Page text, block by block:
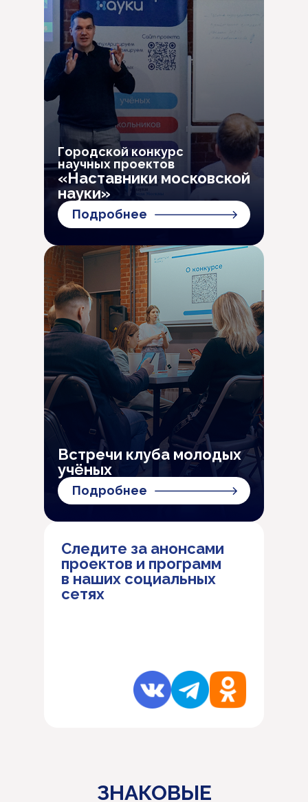
Городской конкурс
научных проектов
«Наставники московской
науки»
Подробнее
Встречи клуба молодых
учёных
Подробнее
Следите за анонсами
проектов и программ
в наших социальных
сетях
ЗНАКОВЫЕ